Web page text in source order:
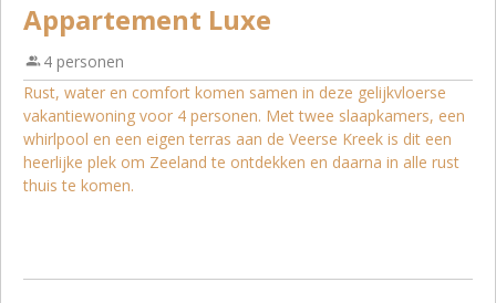
Appartement Luxe
4 personen
Rust, water en comfort komen samen in deze gelijkvloerse
vakantiewoning voor 4 personen. Met twee slaapkamers, een
whirlpool en een eigen terras aan de Veerse Kreek is dit een
heerlijke plek om Zeeland te ontdekken en daarna in alle rust
thuis te komen.